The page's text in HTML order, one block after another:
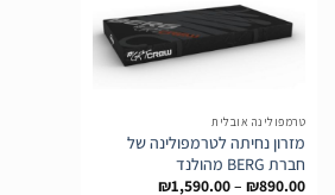
הוסף
לרשימת
טרמפולינה אובלית
מזרון נחיתה לטרמפולינה של
חברת BERG מהולנד
₪890.00
–
₪1,590.00 טווח